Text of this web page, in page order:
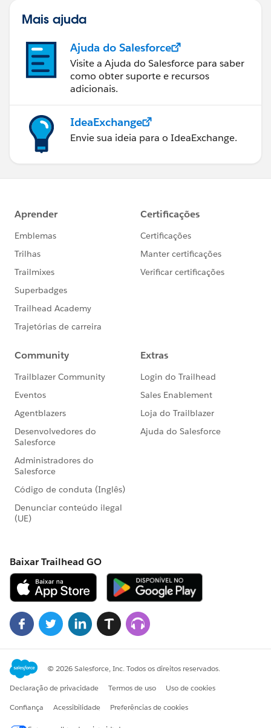
Mais ajuda
Ajuda do Salesforce
Visite a Ajuda do Salesforce para saber
como obter suporte e recursos
adicionais.
IdeaExchange
Envie sua ideia para o IdeaExchange.